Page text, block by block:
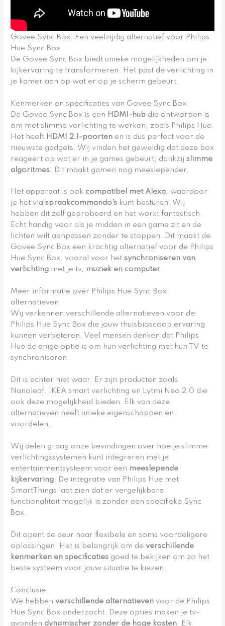
Govee Sync Box: Een veelzijdig alternatief voor Philips
Hue Sync Box
De Govee Sync Box biedt unieke mogelijkheden om je
kijkervaring te transformeren. Het past de verlichting in
je kamer aan op wat er op je scherm gebeurt.
Kenmerken en specificaties van Govee Sync Box
De Govee Sync Box is een HDMI-hub die ontworpen is
om met slimme verlichting te werken, zoals Philips Hue.
Het heeft HDMI 2.1-poorten en is dus perfect voor de
nieuwste gadgets. Wij vinden het geweldig dat deze box
reageert op wat er in je games gebeurt, dankzijslimme
algoritmes. Dit maakt gamen nog meeslepender.
Het apparaat is ook compatibel met Alexa, waardoor
je het viaspraakcommando’s kunt besturen. Wij
hebben dit zelf geprobeerd en het werkt fantastisch.
Echt handig voor als je midden in een game zit en de
lichten wilt aanpassen zonder te stoppen. Dit maakt de
Govee Sync Box een krachtig alternatief voor de Philips
Hue Sync Box, vooral voor hetsynchroniseren van
verlichting met je tv, muziek en computer.
Meer informatie over Philips Hue Sync Box
alternatieven
Wij verkennen verschillende alternatieven voor de
Philips Hue Sync Box die jouw thuisbioscoop ervaring
kunnen verbeteren. Veel mensen denken dat Philips
Hue de enige optie is om hun verlichting met hun TV te
synchroniseren.
Dit is echter niet waar. Er zijn producten zoals
Nanoleaf, IKEA smart verlichting en Lytmi Neo 2.0 die
ook deze mogelijkheid bieden. Elk van deze
alternatieven heeft unieke eigenschappen en
voordelen.
Wij delen graag onze bevindingen over hoe je slimme
verlichtingssystemen kunt integreren met je
entertainmentsysteem voor een meeslepende
kijkervaring. De integratie van Philips Hue met
SmartThings laat zien dat er vergelijkbare
functionaliteit mogelijk is zonder een specifieke Sync
Box.
Dit opent de deur naar flexibele en soms voordeligere
oplossingen. Het is belangrijk om deverschillende
kenmerken en specificaties goed te bekijken om zo het
beste systeem voor jouw situatie te kiezen.
Conclusie
We hebbenverschillende alternatieven voor de Philips
Hue Sync Box onderzocht. Deze opties maken je tv-
avonden dynamischer zonder de hoge kosten. Elk